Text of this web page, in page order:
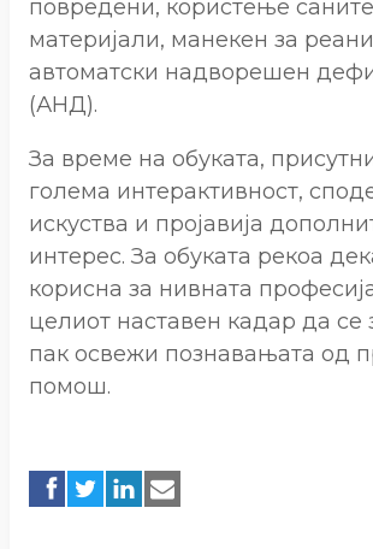
повредени, користење
материјали, манекен за
автоматски надворешен
(АНД).
За време на обуката,
голема интерактивност,
искуства и пројавија
интерес. За обуката рекоа
корисна за нивната
целиот наставен кадар да се
пак освежи познавањата од
помош.